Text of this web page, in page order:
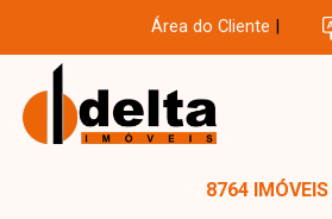
Área do Cliente
8764 IMÓVEIS